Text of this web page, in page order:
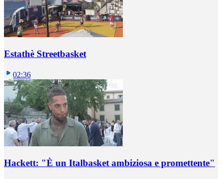
Estathè Streetbasket
02:36
Hackett: "È un Italbasket ambiziosa e promettente"